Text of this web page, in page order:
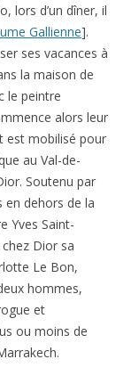
lors d’un dîner, il
Gallienne].
ses vacances à
la maison de
le peintre
alors leur
est mobilisé pour
au Val-de-
Soutenu par
en dehors de la
Yves Saint-
Dior sa
Le Bon,
hommes,
et
ou moins de